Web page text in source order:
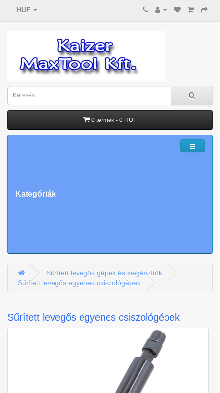
HUF
0 termék - 0 HUF
Kategóriák
Sűrített levegős gépek és kiegészítők
Sűrített levegős egyenes csiszológépek
Sűrített levegős egyenes csiszológépek